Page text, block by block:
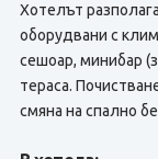
Хотелът
оборудвани с
сешоар, минибар
тераса.
смяна на спално